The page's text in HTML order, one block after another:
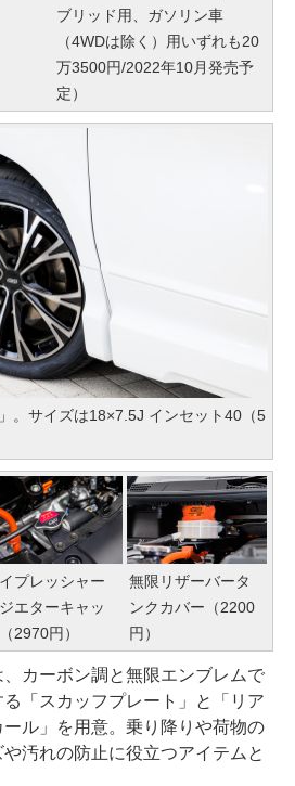
ブリッド用、ガソリン車
（4WDは除く）用いずれも20
万3500円/2022年10月発売予
定）
。サイズは18×7.5J インセット40（5
プレッシャー
エターキャッ
2970円）
無限リザーバータ
ンクカバー（2200
円）
カーボン調と無限エンブレムで
「スカッフプレート」と「リア
ル」を用意。乗り降りや荷物の
汚れの防止に役立つアイテムと